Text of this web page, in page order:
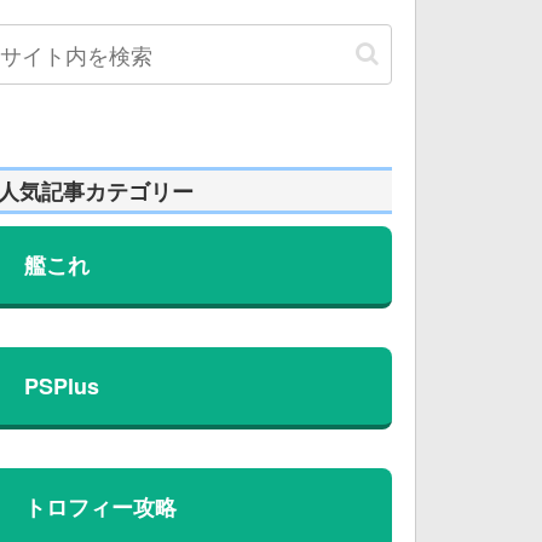
気記事カテゴリー
艦これ
PSPlus
トロフィー攻略